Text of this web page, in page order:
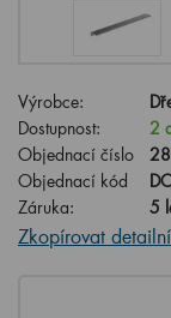
Výrobce:
Dostupnost:
2
Objednací číslo
Objednací kód
Záruka:
5
Zkopírovat